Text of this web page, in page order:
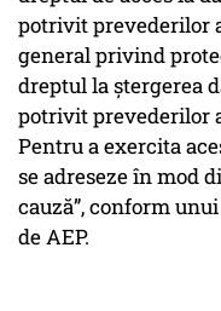
potrivit prevederilor
general privind
dreptul la ștergerea
potrivit prevederilor
Pentru a exercita
se adreseze în mod
cauză”, conform
de AEP.